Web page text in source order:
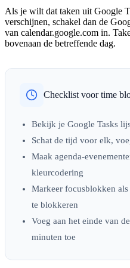
Als je wilt dat taken uit Google
verschijnen, schakel dan de
van calendar.google.com in.
bovenaan de betreffende dag.
Checklist voor time
Bekijk je Google Tasks
Schat de tijd voor elk,
Maak agenda-
kleurcodering
Markeer focusblokken
te blokkeren
Voeg aan het einde van
minuten toe